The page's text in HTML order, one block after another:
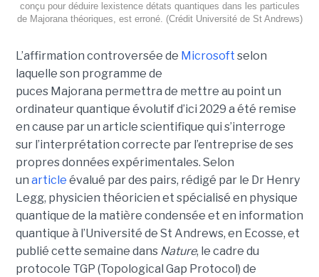
conçu pour déduire lexistence détats quantiques dans les particules
de Majorana théoriques, est erroné. (Crédit Université de St Andrews)
L’affirmation controversée de Microsoft selon
laquelle son programme de
puces Majorana permettra de mettre au point un
ordinateur quantique évolutif d’ici 2029 a été remise
en cause par un article scientifique qui s’interroge
sur l’interprétation correcte par l’entreprise de ses
propres données expérimentales. Selon
un article évalué par des pairs, rédigé par le Dr Henry
Legg, physicien théoricien et spécialisé en physique
quantique de la matière condensée et en information
quantique à l’Université de St Andrews, en Ecosse, et
publié cette semaine dans Nature, le cadre du
protocole TGP (Topological Gap Protocol) de